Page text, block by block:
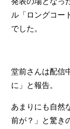
ル「ロングコー
でした。
堂前さんは配信
に」と報告。
あまりにも自然
前が？」と驚き